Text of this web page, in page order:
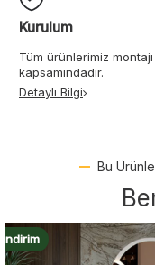
Kurulum
Tüm ürünlerimiz
kapsamındadır.
Detaylı Bilgi
Bu
%22 İndirim